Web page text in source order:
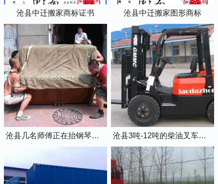
沧县中迁搬家商标证书 沧县中迁搬家图形商标
沧县几名师傅正在抬钢琴上楼 沧县3吨-12吨的柴油叉车出租